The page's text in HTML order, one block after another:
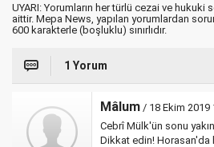
UYARI: Yorumların her türlü cezai ve
aittir. Mepa News, yapılan yorumlardan
600 karakterle (boşluklu) sınırlıdır.
1 Yorum
Mâlum / 18 Ekim 2019
Cebrî Mülk'ün sonu
Dikkat edin! Horasan'da